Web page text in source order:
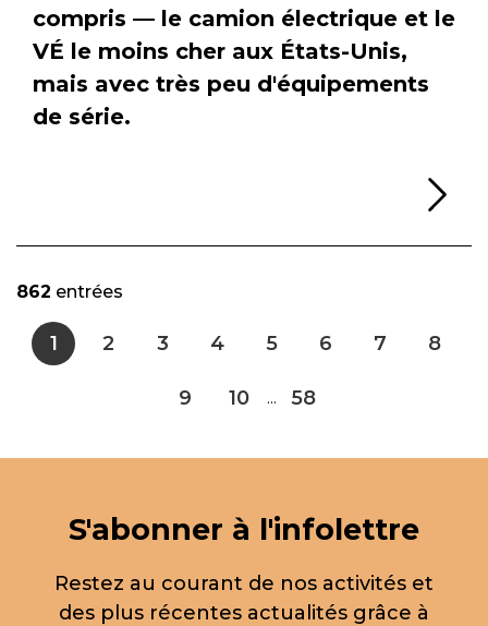
compris — le camion électrique et le
VÉ le moins cher aux États-Unis,
mais avec très peu d'équipements
de série.
862 entrées
1 2 3 4 5 6 7 8
9 10 ... 58
S'abonner à l'infolettre
Restez au courant de nos activités et
des plus récentes actualités grâce à